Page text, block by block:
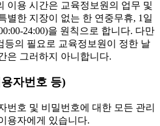
이용 시간은 교육정보원의 업무 및
별한 지장이 없는 한 연중무휴, 1일
24:00)을 원칙으로 합니다. 다만
등의 필요로 교육정보원이 정한 날
은 그러하지 아니합니다.
자번호 등)
번호 및 비밀번호에 대한 모든 관리
용자에게 있습니다.